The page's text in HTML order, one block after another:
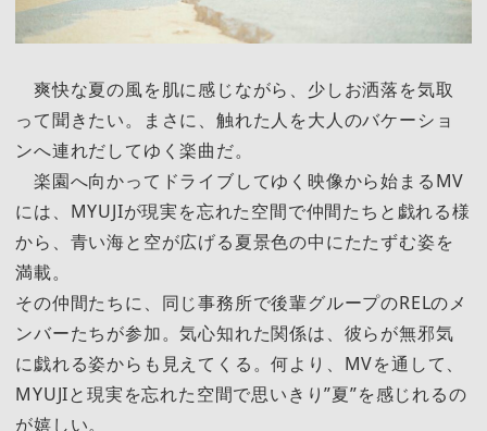
爽快な夏の風を肌に感じながら、少しお洒落を気取
って聞きたい。まさに、触れた人を大人のバケーショ
ンへ連れだしてゆく楽曲だ。
楽園へ向かってドライブしてゆく映像から始まるMV
には、MYUJIが現実を忘れた空間で仲間たちと戯れる様
から、青い海と空が広げる夏景色の中にたたずむ姿を
満載。
その仲間たちに、同じ事務所で後輩グループのRELのメ
ンバーたちが参加。気心知れた関係は、彼らが無邪気
に戯れる姿からも見えてくる。何より、MVを通して、
MYUJIと現実を忘れた空間で思いきり”夏”を感じれるの
が嬉しい。